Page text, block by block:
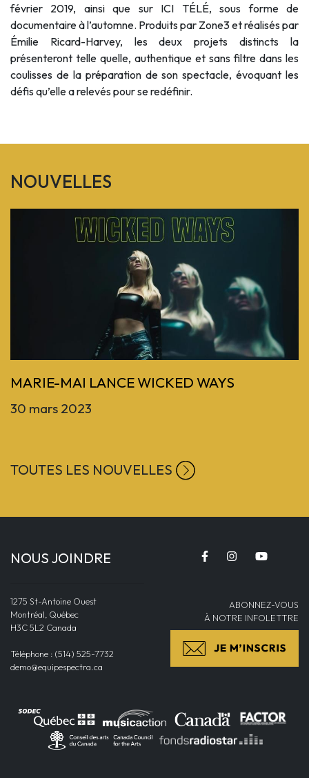
février 2019, ainsi que sur ICI TÉLÉ, sous forme de
documentaire à l’automne. Produits par Zone3 et réalisés par
Émilie Ricard-Harvey, les deux projets distincts la
présenteront telle quelle, authentique et sans filtre dans les
coulisses de la préparation de son spectacle, évoquant les
défis qu’elle a relevés pour se redéfinir.
NOUVELLES
MARIE-MAI LANCE WICKED WAYS
30 mars 2023
TOUTES LES NOUVELLES
NOUS JOINDRE
1275 St-Antoine Ouest
Montréal, Québec
H3C 5L2 Canada
Téléphone : (514) 525-7732
demo@equipespectra.ca
ABONNEZ-VOUS
À NOTRE INFOLETTRE